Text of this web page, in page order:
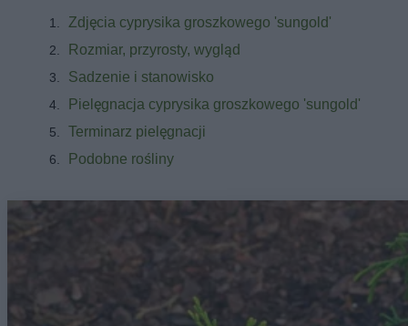
Zdjęcia cyprysika groszkowego 'sungold'
Rozmiar, przyrosty, wygląd
Sadzenie i stanowisko
Pielęgnacja cyprysika groszkowego 'sungold'
Terminarz pielęgnacji
Podobne rośliny